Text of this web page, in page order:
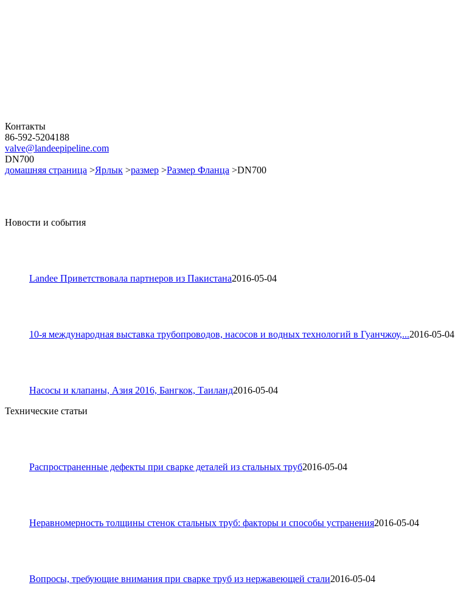
Контакты
86-592-5204188
valve@landeepipeline.com
DN700
домашняя страница >Ярлык >размер >Размер Фланца >DN700
Новости и события
Landee Приветствовала партнеров из Пакистана2016-05-04
10-я международная выставка трубопроводов, насосов и водных технологий в Гуанчжоу,...2016-05-04
Насосы и клапаны, Азия 2016, Бангкок, Таиланд2016-05-04
Технические статьи
Распространенные дефекты при сварке деталей из стальных труб2016-05-04
Неравномерность толщины стенок стальных труб: факторы и способы устранения2016-05-04
Вопросы, требующие внимания при сварке труб из нержавеющей стали2016-05-04